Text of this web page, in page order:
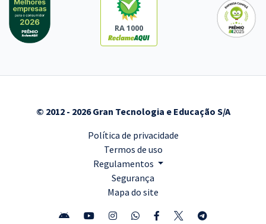
RA 1000
© 2012 - 2026 Gran Tecnologia e Educação S/A
Política de privacidade
Termos de uso
Regulamentos
Segurança
Mapa do site